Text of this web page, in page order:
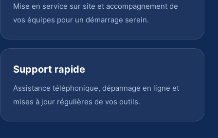
Mise en service sur site et accompagnement de
vos équipes pour un démarrage serein.
Support rapide
Assistance téléphonique, dépannage en ligne et
mises à jour régulières de vos outils.